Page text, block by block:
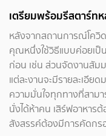
เตรียมพร้อมรีสตาร์ท
หลังจากสถานการณ์โควิ
คุณหนึ่งใช้วิธีแบบค่อยเป็
ก่อน เช่น ส่วนจัดงานสัม
แต่ละงานจะมีรายละเอีย
ความมั่นใจทุกทางที่สามา
นั่งได้ห้าคน เสิร์ฟอาหาร
สังสรรค์ต้องมีการคัดกร